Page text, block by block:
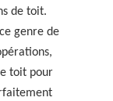
de toit.
genre de
toit pour